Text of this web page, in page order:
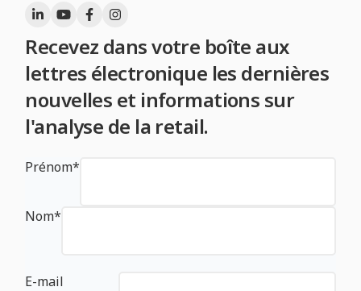
Recevez dans votre boîte aux
lettres électronique les dernières
nouvelles et informations sur
l'analyse de la retail.
Prénom*
Nom*
E-mail